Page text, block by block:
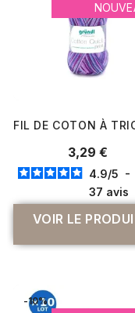
FIL DE COTON À
3,29 €
4.9/5 -
37 avis
VOIR LE
-10%